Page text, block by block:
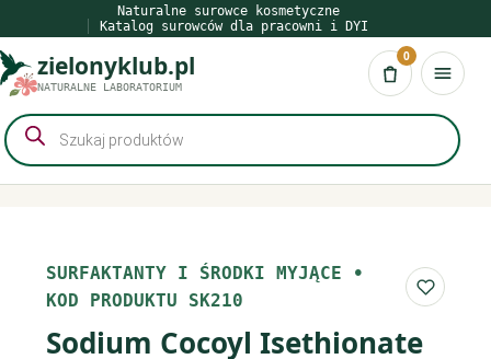
do
treści
Naturalne surowce kosmetyczne
Katalog surowców dla pracowni i DYI
zielonyklub.pl
NATURALNE LABORATORIUM Koszyk
0
Wyszukiwarka
produktów
SURFAKTANTY I ŚRODKI MYJĄCE •
KOD PRODUKTU SK210
Do
Sodium Cocoyl Isethionate